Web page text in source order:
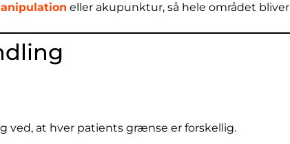
eller akupunktur, så hele området bliver
ved, at hver patients grænse er forskellig.